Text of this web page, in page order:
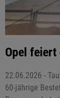
Opel feiert
22.06.2026 -
60-jährige